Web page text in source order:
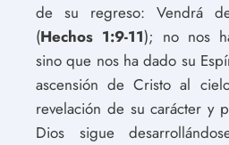
de su regreso: Vendrá
(Hechos 1:9-11); no nos
sino que nos ha dado su
ascensión de Cristo al
revelación de su carácter y
Dios sigue